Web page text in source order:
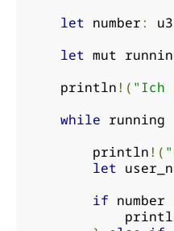
let number:
let mut
    println
!( "Ich
while running
        println
!(
let
if number